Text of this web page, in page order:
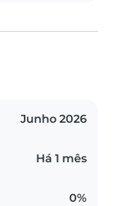
Junho 2026
Há 1 mês
0%